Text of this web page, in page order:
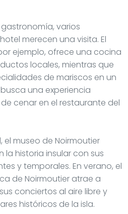
varios
merecen una visita. El
ejemplo, ofrece una cocina
locales, mientras que
de mariscos en un
una experiencia
cenar en el restaurante del
el museo de Noirmoutier
la historia insular con sus
y temporales. En verano, el
de Noirmoutier atrae a
conciertos al aire libre y
históricos de la isla.